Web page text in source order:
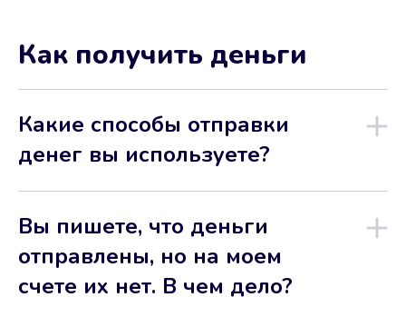
Как получить деньги
Какие способы отправки
денег вы используете?
Вы пишете, что деньги
отправлены, но на моем
счете их нет. В чем дело?